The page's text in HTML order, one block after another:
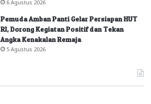
6 Agustus 2026
Pemuda Amban Panti Gelar Persiapan HUT
RI, Dorong Kegiatan Positif dan Tekan
Angka Kenakalan Remaja
5 Agustus 2026